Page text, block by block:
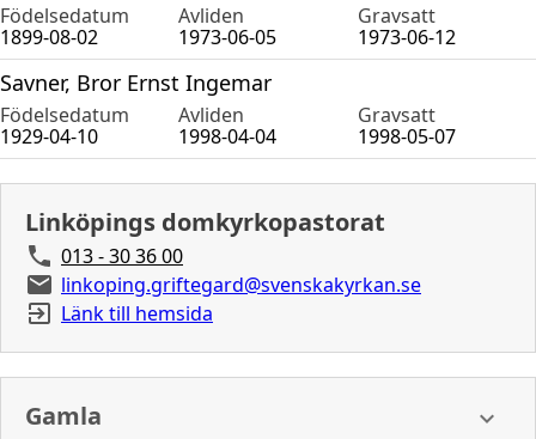
Födelsedatum Avliden
Gravsatt
1899-08-02
1973-06-05 1973-06-12
Savner, Bror Ernst Ingemar
Födelsedatum Avliden
Gravsatt
1929-04-10
1998-04-04 1998-05-07
Linköpings domkyrkopastorat
013 - 30 36 00
linkoping.griftegard@svenskakyrkan.se
Länk till hemsida
Gamla